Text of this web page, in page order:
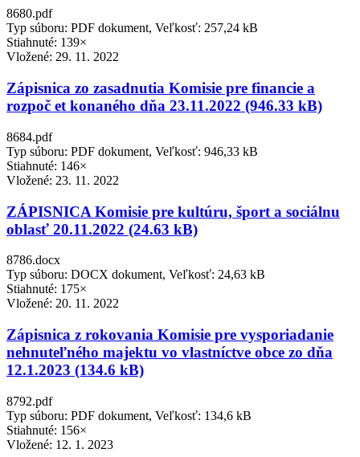
8680.pdf
Typ súboru: PDF dokument, Veľkosť: 257,24 kB
Stiahnuté: 139×
Vložené: 29. 11. 2022
Zápisnica zo zasadnutia Komisie pre financie a
rozpoč et konaného dňa 23.11.2022 (946.33 kB)
8684.pdf
Typ súboru: PDF dokument, Veľkosť: 946,33 kB
Stiahnuté: 146×
Vložené: 23. 11. 2022
ZÁPISNICA Komisie pre kultúru, šport a sociálnu
oblasť 20.11.2022 (24.63 kB)
8786.docx
Typ súboru: DOCX dokument, Veľkosť: 24,63 kB
Stiahnuté: 175×
Vložené: 20. 11. 2022
Zápisnica z rokovania Komisie pre vysporiadanie
nehnuteľného majektu vo vlastníctve obce zo dňa
12.1.2023 (134.6 kB)
8792.pdf
Typ súboru: PDF dokument, Veľkosť: 134,6 kB
Stiahnuté: 156×
Vložené: 12. 1. 2023